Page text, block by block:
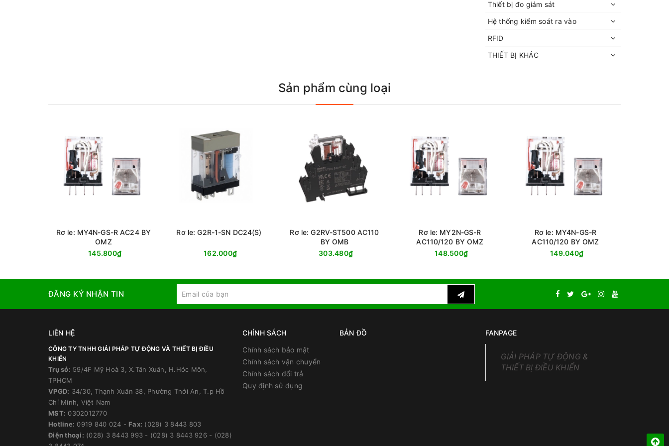
Thiết bị đo giám sát
Hệ thống kiểm soát ra vào
RFID
THIẾT BỊ KHÁC
Sản phẩm cùng loại
Rơ le: MY4N-GS-R AC24 BY
OMZ
145.800₫
Rơ le: G2R-1-SN DC24(S)
162.000₫
Rơ le: G2RV-ST500 AC110
BY OMB
303.480₫
Rơ le: MY2N-GS-R
AC110/120 BY OMZ
148.500₫
Rơ le: MY4N-GS-R
AC110/120 BY OMZ
149.040₫
ĐĂNG KÝ NHẬN TIN
LIÊN HỆ
CÔNG TY TNHH GIẢI PHÁP TỰ ĐỘNG VÀ THIẾT BỊ ĐIỀU
KHIỂN
Trụ sở: 59/4F Mỹ Hoà 3, X.Tân Xuân, H.Hóc Môn,
TPHCM
VPGD: 34/30, Thạnh Xuân 38, Phường Thới An, T.p Hồ
Chí Minh, Việt Nam
MST: 0302012770
Hotline: 0919 840 024 - Fax: (028) 3 8443 803
Điện thoại: (028) 3 8443 993 - (028) 3 8443 926 - (028)
CHÍNH SÁCH
Chính sách bảo mật
Chính sách vận chuyển
Chính sách đổi trả
Quy định sử dụng
BẢN ĐỒ FANPAGE
GIẢI PHÁP TỰ ĐỘNG &
THIẾT BỊ ĐIỀU KHIỂN